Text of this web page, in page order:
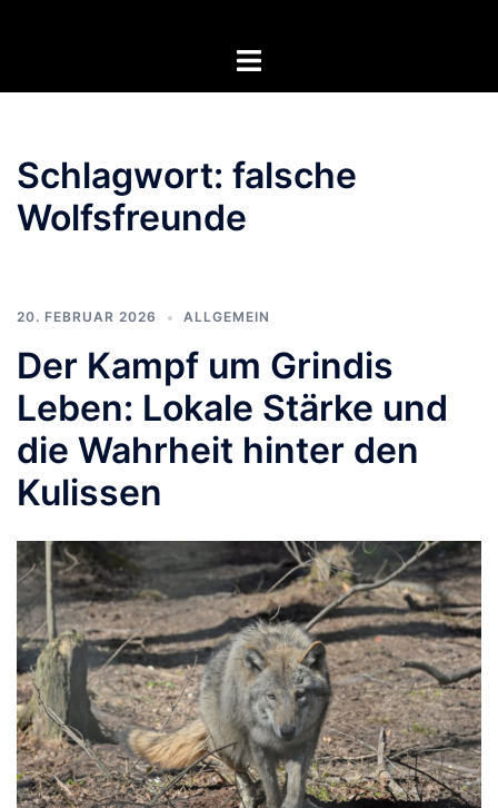
Menü
Schlagwort: falsche
Wolfsfreunde
20. FEBRUAR 2026 ALLGEMEIN
Der Kampf um Grindis
Leben: Lokale Stärke und
die Wahrheit hinter den
Kulissen